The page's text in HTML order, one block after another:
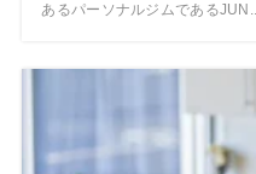
あるパーソナルジムであるJUN...